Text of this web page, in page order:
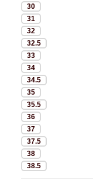
30
31
32
32.5
33
34
34.5
35
35.5
36
37
37.5
38
38.5